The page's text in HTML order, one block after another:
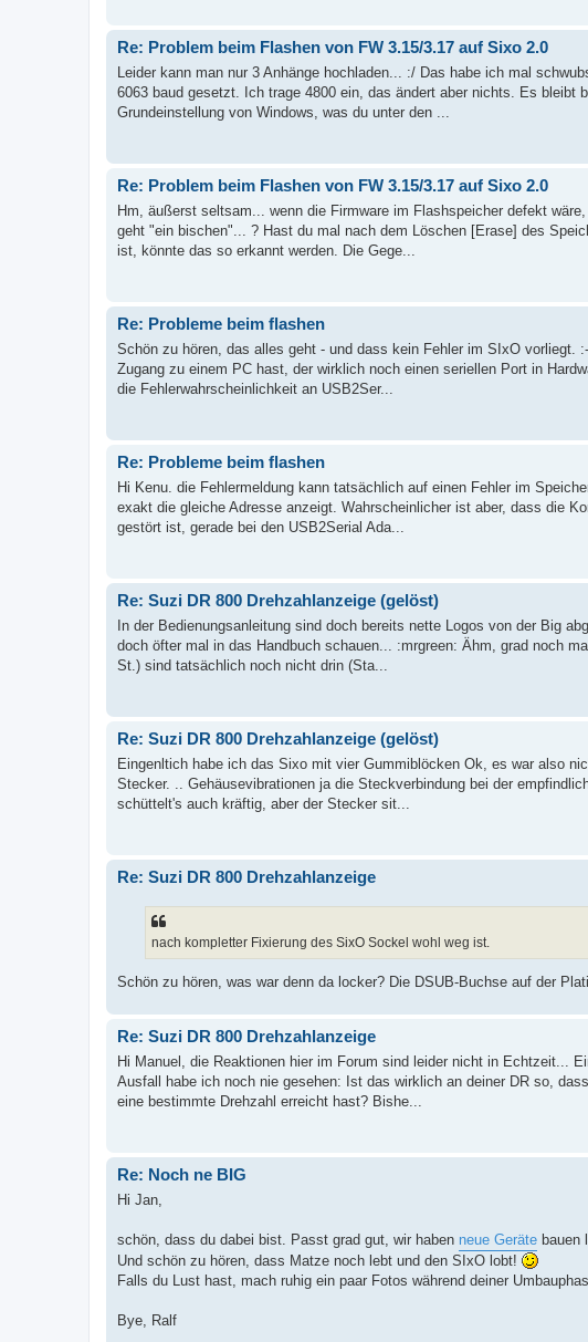
Re: Problem beim Flashen von FW 3.15/3.17 auf Sixo 2.0
Leider kann man nur 3 Anhänge hochladen... :/ Das habe ich mal
6063 baud gesetzt. Ich trage 4800 ein, das ändert aber nichts. Es bleibt
Grundeinstellung von Windows, was du unter den ...
Re: Problem beim Flashen von FW 3.15/3.17 auf Sixo 2.0
Hm, äußerst seltsam... wenn die Firmware im Flashspeicher defekt
geht "ein bischen"... ? Hast du mal nach dem Löschen [Erase] des
ist, könnte das so erkannt werden. Die Gege...
Re: Probleme beim flashen
Schön zu hören, das alles geht - und dass kein Fehler im SIxO vorliegt.
Zugang zu einem PC hast, der wirklich noch einen seriellen Port in
die Fehlerwahrscheinlichkeit an USB2Ser...
Re: Probleme beim flashen
Hi Kenu. die Fehlermeldung kann tatsächlich auf einen Fehler im
exakt die gleiche Adresse anzeigt. Wahrscheinlicher ist aber, dass die
gestört ist, gerade bei den USB2Serial Ada...
Re: Suzi DR 800 Drehzahlanzeige (gelöst)
In der Bedienungsanleitung sind doch bereits nette Logos von der Big
doch öfter mal in das Handbuch schauen... :mrgreen: Ähm, grad noch
St.) sind tatsächlich noch nicht drin (Sta...
Re: Suzi DR 800 Drehzahlanzeige (gelöst)
Eingenltich habe ich das Sixo mit vier Gummiblöcken Ok, es war also
Stecker. .. Gehäusevibrationen ja die Steckverbindung bei der
schüttelt's auch kräftig, aber der Stecker sit...
Re: Suzi DR 800 Drehzahlanzeige
nach kompletter Fixierung des SixO Sockel wohl weg ist.
Schön zu hören, was war denn da locker? Die DSUB-Buchse auf der
Re: Suzi DR 800 Drehzahlanzeige
Hi Manuel, die Reaktionen hier im Forum sind leider nicht in Echtzeit...
Ausfall habe ich noch nie gesehen: Ist das wirklich an deiner DR so,
eine bestimmte Drehzahl erreicht hast? Bishe...
Re: Noch ne BIG
Hi Jan,
schön, dass du dabei bist. Passt grad gut, wir haben neue Geräte bauen
Und schön zu hören, dass Matze noch lebt und den SIxO lobt!
Falls du Lust hast, mach ruhig ein paar Fotos während deiner
Bye, Ralf